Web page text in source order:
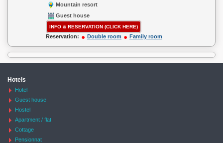
Mountain resort
Guest house
INFO & RESERVATION (CLICK HERE)
Reservation: Double room Family room
Hotels
Hotel
Guest house
Hostel
Apartment / flat
Cottage
Pensionnat